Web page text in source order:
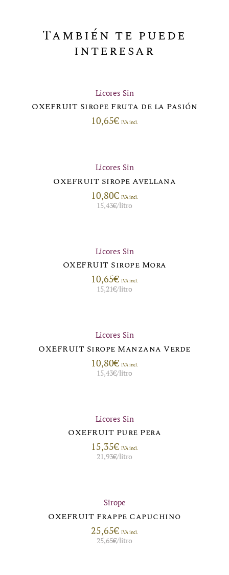
También te puede
interesar
Licores Sin
OXEFRUIT Sirope Fruta de la Pasión
10,65€ IVA incl.
Licores Sin
OXEFRUIT Sirope Avellana
10,80€ IVA incl.
15,43€/litro
Licores Sin
OXEFRUIT Sirope Mora
10,65€ IVA incl.
15,21€/litro
Licores Sin
OXEFRUIT Sirope Manzana Verde
10,80€ IVA incl.
15,43€/litro
Licores Sin
OXEFRUIT Pure Pera
15,35€ IVA incl.
21,93€/litro
Sirope
OXEFRUIT Frappe Capuchino
25,65€ IVA incl.
25,65€/litro